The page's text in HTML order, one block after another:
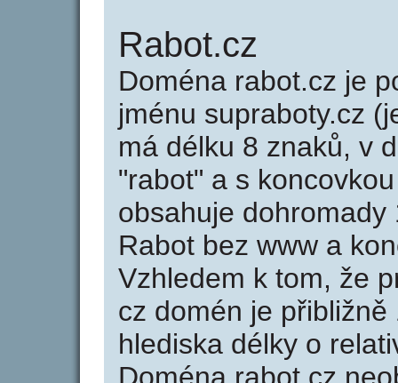
Rabot.cz
Doména rabot.cz je
jménu supraboty.cz
má délku 8 znaků, v
"rabot" a s
obsahuje
Rabot bez www a
Vzhledem k tom, že
cz domén je
hlediska délky o